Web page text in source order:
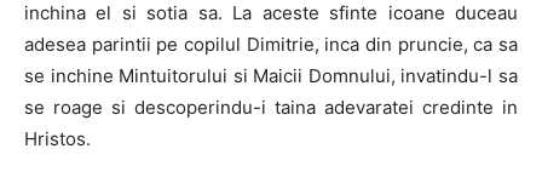
inchina el si sotia sa. La aceste sfinte icoane duceau
adesea parintii pe copilul Dimitrie, inca din pruncie, ca sa
se inchine Mintuitorului si Maicii Domnului, invatindu-l sa
se roage si descoperindu-i taina adevaratei credinte in
Hristos.